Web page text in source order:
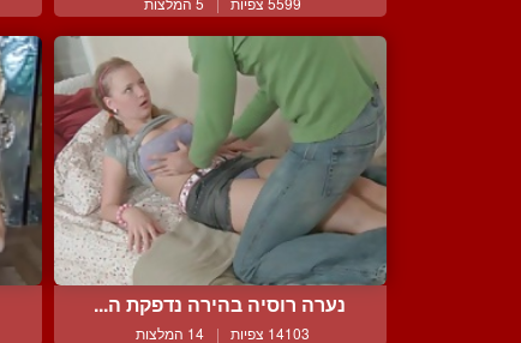
נערה רוסיה בהירה נדפקת ה...
14103 צפיות | 14 המלצות